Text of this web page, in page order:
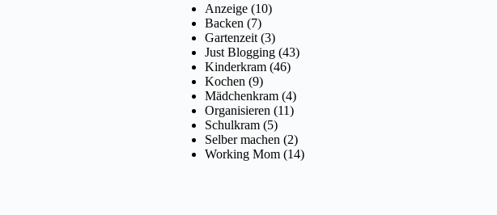
Anzeige (10)
Backen (7)
Gartenzeit (3)
Just Blogging (43)
Kinderkram (46)
Kochen (9)
Mädchenkram (4)
Organisieren (11)
Schulkram (5)
Selber machen (2)
Working Mom (14)